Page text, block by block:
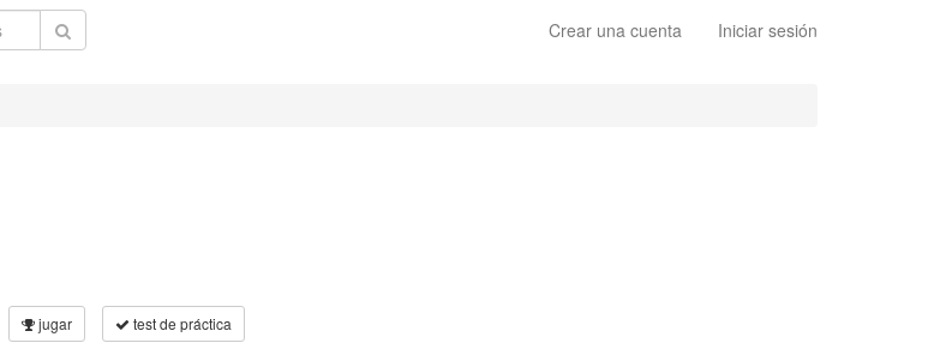
Crear una cuenta Iniciar sesión
jugar test de práctica